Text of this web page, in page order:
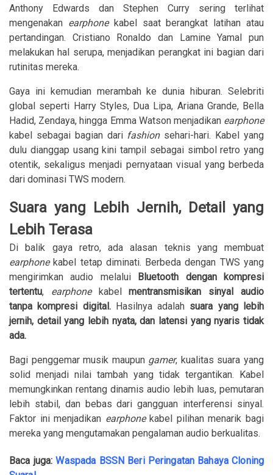
Anthony Edwards dan Stephen Curry sering terlihat
mengenakan earphonekabel saat berangkat latihan atau
pertandingan. Cristiano Ronaldo dan Lamine Yamal pun
melakukan hal serupa, menjadikan perangkat ini bagian dari
rutinitas mereka.
Gaya ini kemudian merambah ke dunia hiburan. Selebriti
global seperti Harry Styles, Dua Lipa, Ariana Grande, Bella
Hadid, Zendaya, hingga Emma Watson menjadikanearphone
kabel sebagai bagian dari fashionsehari-hari. Kabel yang
dulu dianggap usang kini tampil sebagai simbol retro yang
otentik, sekaligus menjadi pernyataan visual yang berbeda
dari dominasi TWS modern.
Suara yang Lebih Jernih, Detail yang
Lebih Terasa
Di balik gaya retro, ada alasan teknis yang membuat
earphonekabel tetap diminati. Berbeda dengan TWS yang
mengirimkan audio melalui Bluetooth dengan kompresi
tertentu, earphonekabelmentransmisikan sinyal audio
tanpa kompresi digital.Hasilnya adalah suara yang lebih
jernih, detail yang lebih nyata, dan latensi yang nyaris tidak
ada.
Bagi penggemar musik maupun gamer, kualitas suara yang
solid menjadi nilai tambah yang tidak tergantikan. Kabel
memungkinkan rentang dinamis audio lebih luas, pemutaran
lebih stabil, dan bebas dari gangguan interferensi sinyal.
Faktor ini menjadikan earphonekabel pilihan menarik bagi
mereka yang mengutamakan pengalaman audio berkualitas.
Baca juga:Waspada BSSN Beri Peringatan Bahaya Cloning